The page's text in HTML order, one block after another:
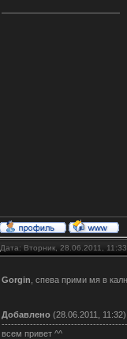
Дата: Вторник, 28.06.2011,
Gorgin , спева прими мя в
Добавлено (28.06.2011, 11:32)
всем привет ^^